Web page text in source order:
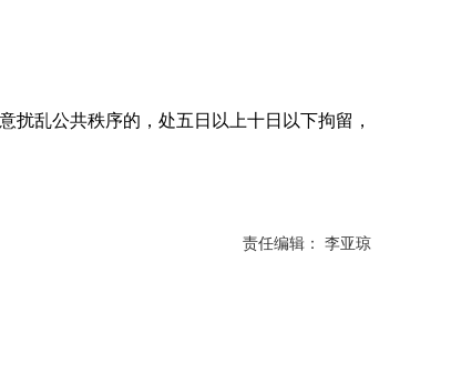
乱公共秩序的，处五日以上十日以下拘留，
责任编辑： 李亚琼